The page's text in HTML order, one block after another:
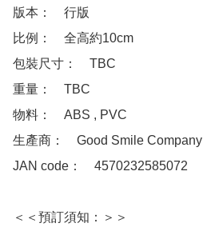
版本：　行版
比例：　全高約10cm
包裝尺寸：　TBC
重量：　TBC
物料：　ABS , PVC
生產商：　Good Smile Company
JAN code：　4570232585072
＜＜預訂須知：＞＞